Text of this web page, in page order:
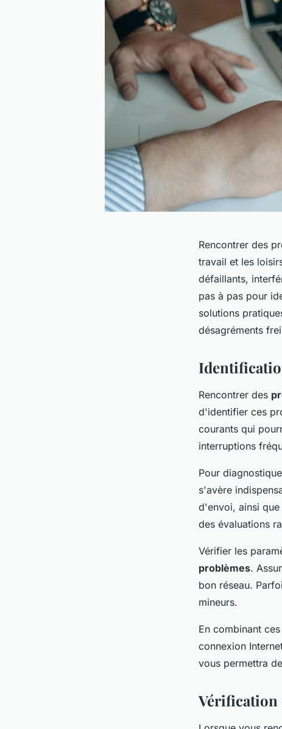
Rencontrer des
travail et les
défaillants,
pas à pas pour
solutions
désagréments
Rencontrer des
d'identifier ces
courants qui
interruptions
Pour
s'avère
d'envoi, ainsi
des évaluations
Vérifier les
problèmes.
bon réseau.
mineurs.
En combinant
connexion
vous permettra
Vérification